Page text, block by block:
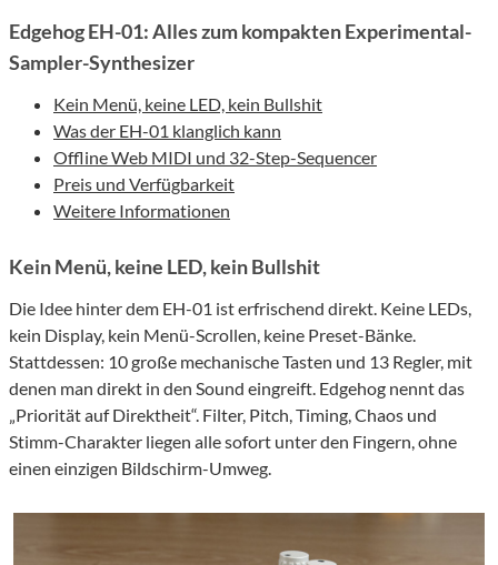
Edgehog EH-01: Alles zum kompakten Experimental-
Sampler-Synthesizer
Kein Menü, keine LED, kein Bullshit
Was der EH-01 klanglich kann
Offline Web MIDI und 32-Step-Sequencer
Preis und Verfügbarkeit
Weitere Informationen
Kein Menü, keine LED, kein Bullshit
Die Idee hinter dem EH-01 ist erfrischend direkt. Keine LEDs,
kein Display, kein Menü-Scrollen, keine Preset-Bänke.
Stattdessen: 10 große mechanische Tasten und 13 Regler, mit
denen man direkt in den Sound eingreift. Edgehog nennt das
„Priorität auf Direktheit“. Filter, Pitch, Timing, Chaos und
Stimm-Charakter liegen alle sofort unter den Fingern, ohne
einen einzigen Bildschirm-Umweg.